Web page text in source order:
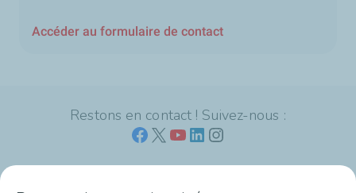
Accéder au formulaire de contact
Restons en contact ! Suivez-nous :